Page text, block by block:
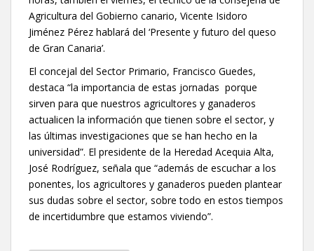
Agricultura del Gobierno canario, Vicente Isidoro
Jiménez Pérez hablará del ‘Presente y futuro del queso
de Gran Canaria’.
El concejal del Sector Primario, Francisco Guedes,
destaca “la importancia de estas jornadas porque
sirven para que nuestros agricultores y ganaderos
actualicen la información que tienen sobre el sector, y
las últimas investigaciones que se han hecho en la
universidad”. El presidente de la Heredad Acequia Alta,
José Rodríguez, señala que “además de escuchar a los
ponentes, los agricultores y ganaderos pueden plantear
sus dudas sobre el sector, sobre todo en estos tiempos
de incertidumbre que estamos viviendo”.